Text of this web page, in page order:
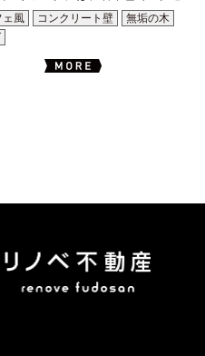
ェ風 コンクリート壁
無垢の木